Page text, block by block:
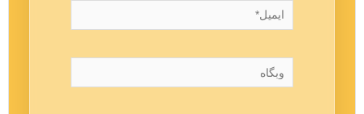
ایمیل*
وبگاه